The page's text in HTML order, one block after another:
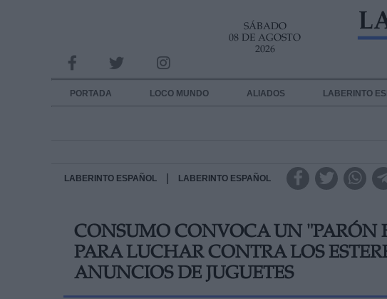
SÁBADO
08 DE AGOSTO
2026
PORTADA LOCO MUNDO ALIADOS LABERINTO
LABERINTO ESPAÑOL LABERINTO ESPAÑOL
CONSUMO CONVOCA UN "PARÓN
PARA LUCHAR CONTRA LOS
ANUNCIOS DE JUGUETES
INFORMACION SOBRE LA PROTECCIÓN DE TUS DATOS
Responsable:
Destinatarios:
link
Información adicional
link